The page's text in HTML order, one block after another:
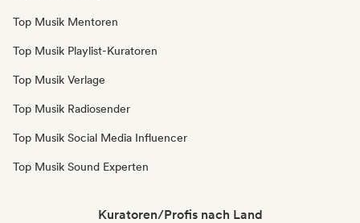
Top Musik Mentoren
Top Musik Playlist-Kuratoren
Top Musik Verlage
Top Musik Radiosender
Top Musik Social Media Influencer
Top Musik Sound Experten
Kuratoren/Profis nach Land